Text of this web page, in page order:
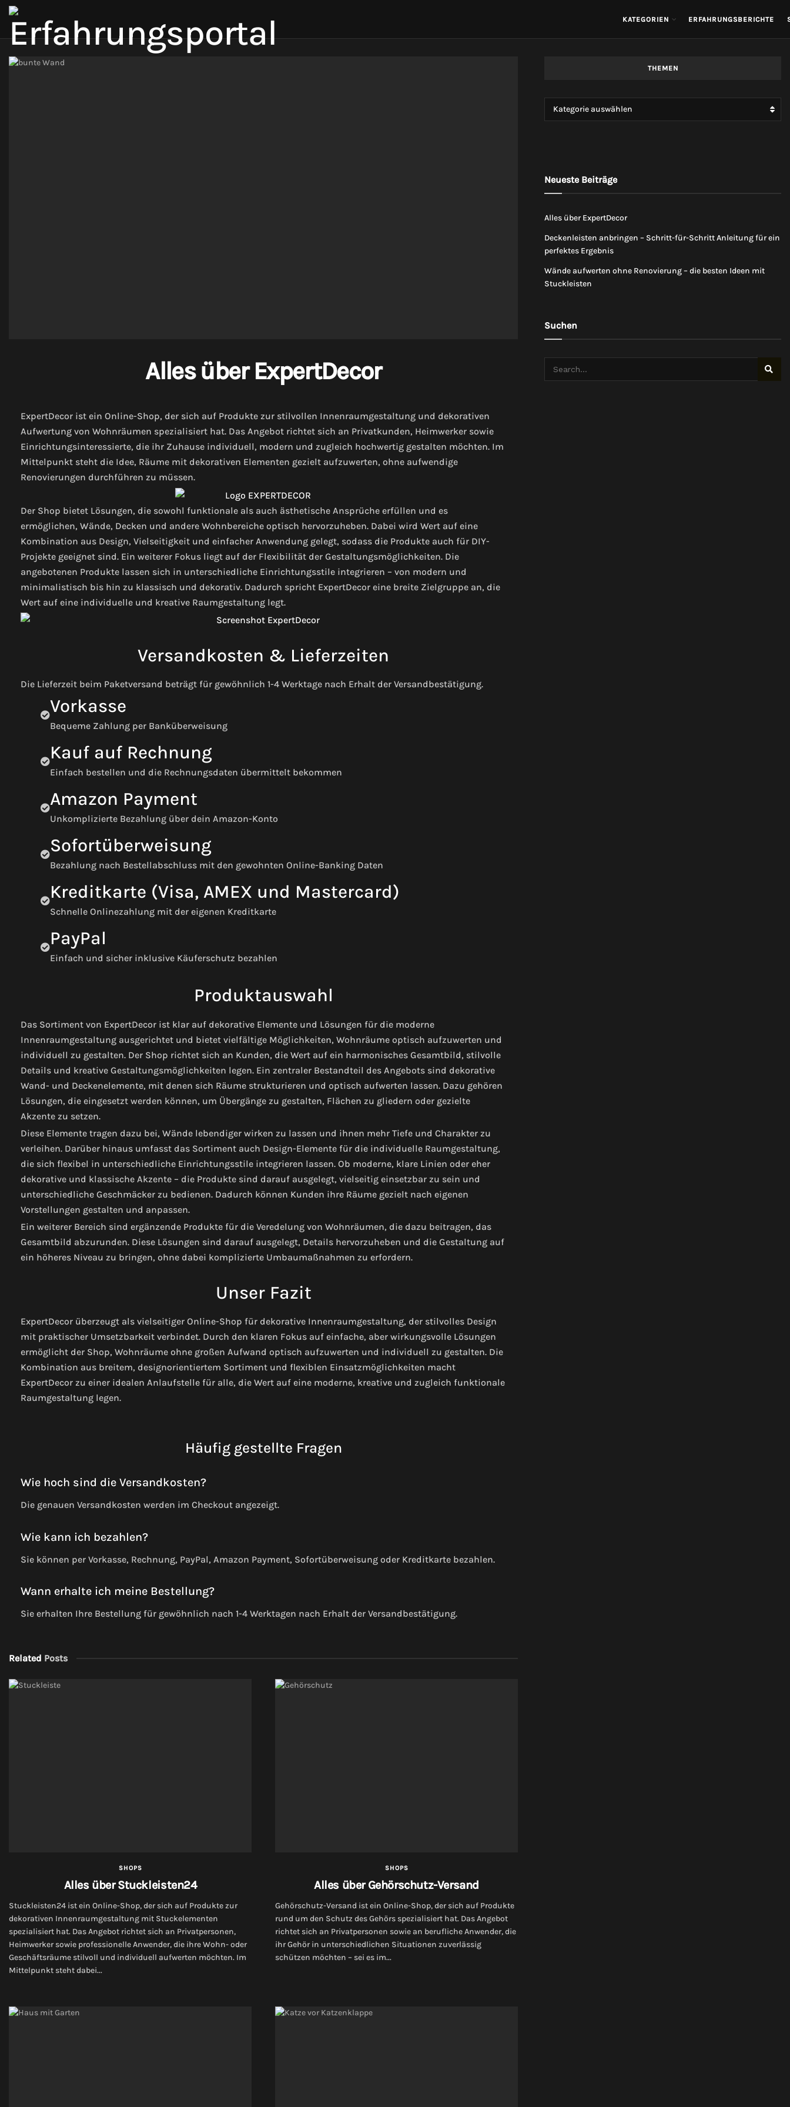
KATEGORIEN ERFAHRUNGSBERICHTE
Alles über ExpertDecor
ExpertDecor ist ein Online-Shop, der sich auf Produkte zur stilvollen Innenraumgestaltung und dekorativen
Aufwertung von Wohnräumen spezialisiert hat. Das Angebot richtet sich an Privatkunden, Heimwerker sowie
Einrichtungsinteressierte, die ihr Zuhause individuell, modern und zugleich hochwertig gestalten möchten. Im
Mittelpunkt steht die Idee, Räume mit dekorativen Elementen gezielt aufzuwerten, ohne aufwendige
Renovierungen durchführen zu müssen.
Der Shop bietet Lösungen, die sowohl funktionale als auch ästhetische Ansprüche erfüllen und es
ermöglichen, Wände, Decken und andere Wohnbereiche optisch hervorzuheben. Dabei wird Wert auf eine
Kombination aus Design, Vielseitigkeit und einfacher Anwendung gelegt, sodass die Produkte auch für DIY-
Projekte geeignet sind. Ein weiterer Fokus liegt auf der Flexibilität der Gestaltungsmöglichkeiten. Die
angebotenen Produkte lassen sich in unterschiedliche Einrichtungsstile integrieren – von modern und
minimalistisch bis hin zu klassisch und dekorativ. Dadurch spricht ExpertDecor eine breite Zielgruppe an, die
Wert auf eine individuelle und kreative Raumgestaltung legt.
Versandkosten & Lieferzeiten
Die Lieferzeit beim Paketversand beträgt für gewöhnlich 1-4 Werktage nach Erhalt der Versandbestätigung.
Vorkasse
Bequeme Zahlung per Banküberweisung
Kauf auf Rechnung
Einfach bestellen und die Rechnungsdaten übermittelt bekommen
Amazon Payment
Unkomplizierte Bezahlung über dein Amazon-Konto
Sofortüberweisung
Bezahlung nach Bestellabschluss mit den gewohnten Online-Banking Daten
Kreditkarte (Visa, AMEX und Mastercard)
Schnelle Onlinezahlung mit der eigenen Kreditkarte
PayPal
Einfach und sicher inklusive Käuferschutz bezahlen
Produktauswahl
Das Sortiment von ExpertDecor ist klar auf dekorative Elemente und Lösungen für die moderne
Innenraumgestaltung ausgerichtet und bietet vielfältige Möglichkeiten, Wohnräume optisch aufzuwerten und
individuell zu gestalten. Der Shop richtet sich an Kunden, die Wert auf ein harmonisches Gesamtbild, stilvolle
Details und kreative Gestaltungsmöglichkeiten legen. Ein zentraler Bestandteil des Angebots sind dekorative
Wand- und Deckenelemente, mit denen sich Räume strukturieren und optisch aufwerten lassen. Dazu gehören
Lösungen, die eingesetzt werden können, um Übergänge zu gestalten, Flächen zu gliedern oder gezielte
Akzente zu setzen.
Diese Elemente tragen dazu bei, Wände lebendiger wirken zu lassen und ihnen mehr Tiefe und Charakter zu
verleihen. Darüber hinaus umfasst das Sortiment auch Design-Elemente für die individuelle Raumgestaltung,
die sich flexibel in unterschiedliche Einrichtungsstile integrieren lassen. Ob moderne, klare Linien oder eher
dekorative und klassische Akzente – die Produkte sind darauf ausgelegt, vielseitig einsetzbar zu sein und
unterschiedliche Geschmäcker zu bedienen. Dadurch können Kunden ihre Räume gezielt nach eigenen
Vorstellungen gestalten und anpassen.
Ein weiterer Bereich sind ergänzende Produkte für die Veredelung von Wohnräumen, die dazu beitragen, das
Gesamtbild abzurunden. Diese Lösungen sind darauf ausgelegt, Details hervorzuheben und die Gestaltung auf
ein höheres Niveau zu bringen, ohne dabei komplizierte Umbaumaßnahmen zu erfordern.
Unser Fazit
ExpertDecor überzeugt als vielseitiger Online-Shop für dekorative Innenraumgestaltung, der stilvolles Design
mit praktischer Umsetzbarkeit verbindet. Durch den klaren Fokus auf einfache, aber wirkungsvolle Lösungen
ermöglicht der Shop, Wohnräume ohne großen Aufwand optisch aufzuwerten und individuell zu gestalten. Die
Kombination aus breitem, designorientiertem Sortiment und flexiblen Einsatzmöglichkeiten macht
ExpertDecor zu einer idealen Anlaufstelle für alle, die Wert auf eine moderne, kreative und zugleich funktionale
Raumgestaltung legen.
Häufig gestellte Fragen
Wie hoch sind die Versandkosten?
Die genauen Versandkosten werden im Checkout angezeigt.
Wie kann ich bezahlen?
Sie können per Vorkasse, Rechnung, PayPal, Amazon Payment, Sofortüberweisung oder Kreditkarte bezahlen.
Wann erhalte ich meine Bestellung?
Sie erhalten Ihre Bestellung für gewöhnlich nach 1-4 Werktagen nach Erhalt der Versandbestätigung.
Related Posts
SHOPS
Alles über Stuckleisten24
Stuckleisten24 ist ein Online-Shop, der sich auf Produkte zur
dekorativen Innenraumgestaltung mit Stuckelementen
spezialisiert hat. Das Angebot richtet sich an Privatpersonen,
Heimwerker sowie professionelle Anwender, die ihre Wohn- oder
Geschäftsräume stilvoll und individuell aufwerten möchten. Im
Mittelpunkt steht dabei...
SHOPS
Alles über Gehörschutz-Versand
Gehörschutz-Versand ist ein Online-Shop, der sich auf Produkte
rund um den Schutz des Gehörs spezialisiert hat. Das Angebot
richtet sich an Privatpersonen sowie an berufliche Anwender, die
ihr Gehör in unterschiedlichen Situationen zuverlässig
schützen möchten – sei es im...
THEMEN
Kategorie auswählen
Neueste Beiträge
Alles über ExpertDecor
Deckenleisten anbringen – Schritt-für-Schritt Anleitung für ein
perfektes Ergebnis
Wände aufwerten ohne Renovierung – die besten Ideen mit
Stuckleisten
Suchen